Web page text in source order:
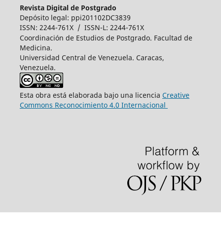
Revista Digital de Postgrado
Depósito legal: ppi201102DC3839
ISSN: 2244-761X / ISSN-L: 2244-761X
Coordinación de Estudios de Postgrado. Facultad de
Medicina.
Universidad Central de Venezuela. Caracas,
Venezuela.
Esta obra está elaborada bajo una licencia Creative
Commons Reconocimiento 4.0 Internacional